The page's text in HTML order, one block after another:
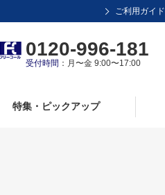
ご利用ガイド
0120-996-181
受付時間 ：月〜金 9:00〜17:00
特集・ピックアップ